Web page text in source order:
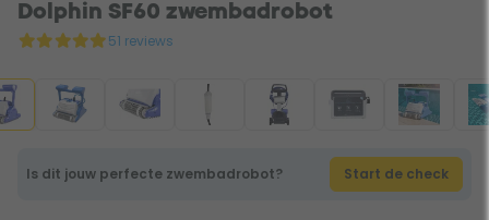
Dolphin SF60 zwembadrobot
51 reviews
Is dit jouw perfecte zwembadrobot? Start de check